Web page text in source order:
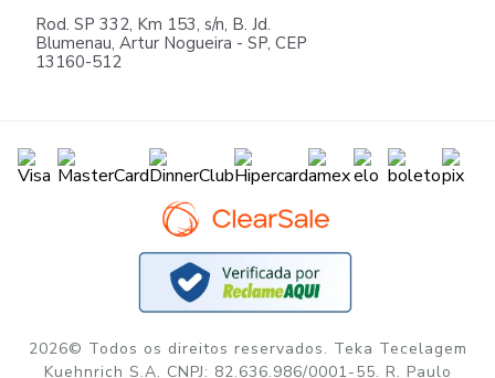
Rod. SP 332, Km 153, s/n, B. Jd.
Blumenau, Artur Nogueira - SP, CEP
13160-512
2026© Todos os direitos reservados. Teka Tecelagem
Kuehnrich S.A. CNPJ: 82.636.986/0001-55. R. Paulo